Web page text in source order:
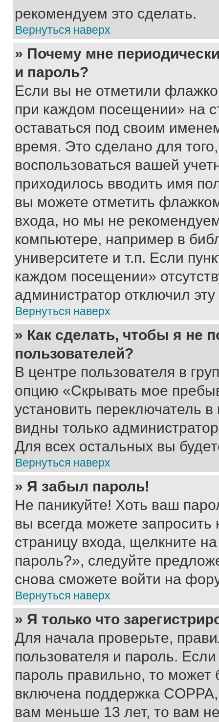
рекомендуем это сделать.
Вернуться наверх
» Почему мне
и пароль?
Если вы не отметили
при каждом посещении» на
оставаться под своим
время. Это сделано для
воспользоваться вашей
приходилось вводить имя
вы можете отметить
входа, но мы не
компьютере, например в
университете и т.п. Если
каждом посещении»
администратор отключил
Вернуться наверх
» Как сделать, чтобы я не
пользователей?
В центре пользователя в
опцию «Скрывать мое
установить переключатель
видны только
Для всех остальных вы
Вернуться наверх
» Я забыл пароль!
Не паникуйте! Хоть ваш
вы всегда можете
страницу входа, щелкните
пароль?», следуйте
снова сможете войти на
Вернуться наверх
» Я только что
Для начала проверьте,
пользователя и пароль.
пароль правильно, то может
включена поддержка
вам меньше 13 лет, то вам